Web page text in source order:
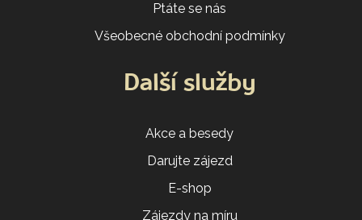
Ptáte se nás
Všeobecné obchodní podmínky
Další služby
Akce a besedy
Darujte zájezd
E-shop
Zájezdy na míru